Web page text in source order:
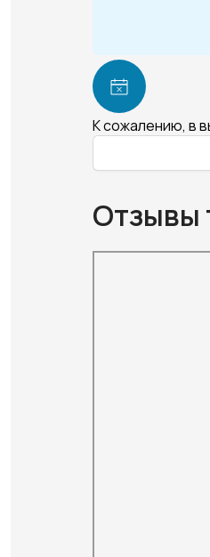
К сожалению, в
Отзывы